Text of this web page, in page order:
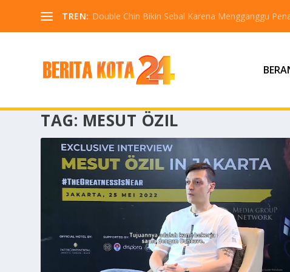
TREN: Double Chin Bikin Sebal Karena Mengganggu
TAG: MESUT ÖZIL